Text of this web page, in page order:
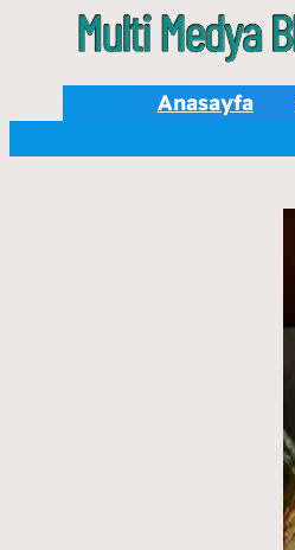
Anasayfa